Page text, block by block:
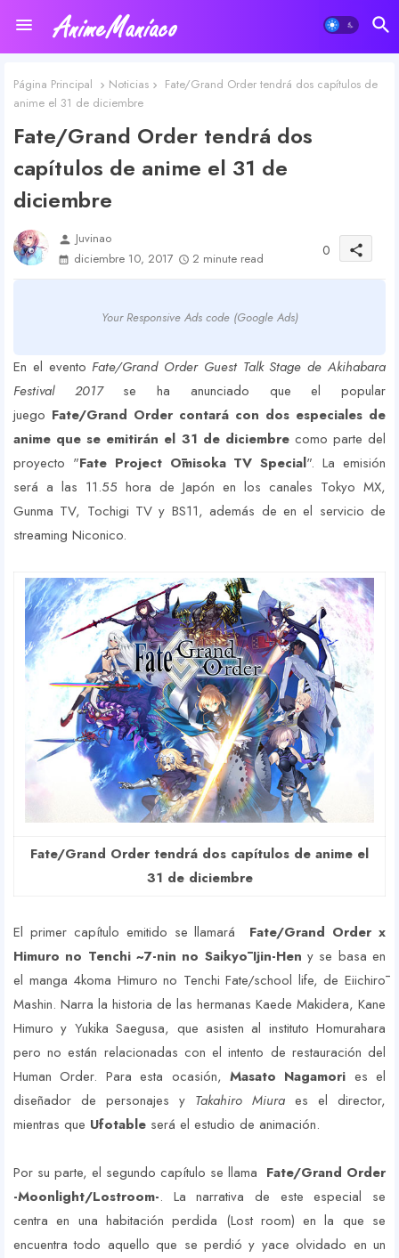
Página Principal Noticias
Fate/Grand Order tendrá dos capítulos de
anime el 31 de diciembre
Fate/Grand Order tendrá dos
capítulos de anime el 31 de
diciembre
person Juvinao
diciembre 10, 2017
2 minute read 0 share
Your Responsive Ads code (Google Ads)
En el eventoFate/Grand Order Guest Talk Stage de Akihabara
Festival 2017se ha anunciado que el popular
juego Fate/Grand Order contará con dos especiales de
anime que se emitirán el 31 de diciembre como parte del
proyecto "Fate Project Ōmisoka TV Special". La emisión
será a las 11.55 hora de Japón en los canales Tokyo MX,
Gunma TV, Tochigi TV y BS11, además de en el servicio de
streaming Niconico.
Fate/Grand Order tendrá dos capítulos de anime el
31 de diciembre
El primer capítulo emitido se llamará Fate/Grand Order x
Himuro no Tenchi ~7-nin no Saikyō Ijin-Hen y se basa en
el manga 4koma Himuro no Tenchi Fate/school life, de Eiichirō
Mashin. Narra la historia de las hermanas Kaede Makidera, Kane
Himuro y Yukika Saegusa, que asisten al instituto Homurahara
pero no están relacionadas con el intento de restauración del
Human Order. Para esta ocasión, Masato Nagamori es el
diseñador de personajes y Takahiro Miura es el director,
mientras que Ufotable será el estudio de animación.
Por su parte, el segundo capítulo se llama Fate/Grand Order
-Moonlight/Lostroom-. La narrativa de este especial se
centra en una habitación perdida (Lost room) en la que se
encuentra todo aquello que se perdió y yace olvidado en un